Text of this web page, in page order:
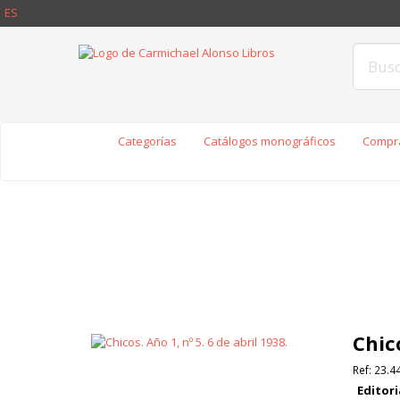
ES
Categorías Catálogos monográficos
Ref: